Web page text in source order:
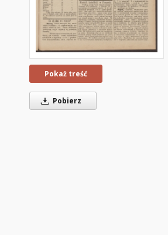
Pokaż treść
Pobierz